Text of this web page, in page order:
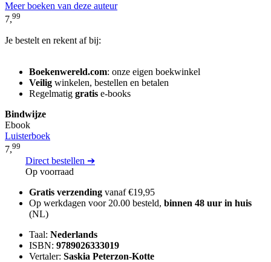
Meer boeken van deze auteur
7,99
Je bestelt en rekent af bij:
Boekenwereld.com: onze eigen boekwinkel
Veilig winkelen, bestellen en betalen
Regelmatig gratis e-books
Bindwijze
Ebook
Luisterboek
7,99
Direct bestellen ➔
Op voorraad
Gratis verzending vanaf €19,95
Op werkdagen voor 20.00 besteld, binnen 48 uur in huis
(NL)
Taal: Nederlands
ISBN: 9789026333019
Vertaler: Saskia Peterzon-Kotte